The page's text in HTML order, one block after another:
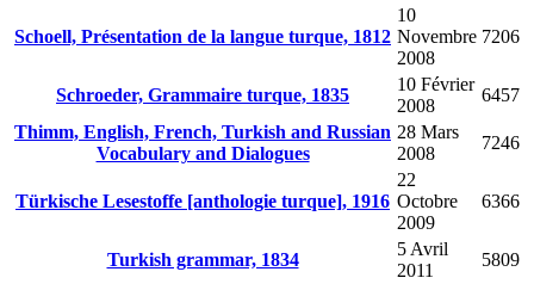
Schoell, Présentation de la langue turque, 1812
10
Novembre
2008
7206
Schroeder, Grammaire turque, 1835
10 Février
2008
6457
Thimm, English, French, Turkish and Russian
Vocabulary and Dialogues
28 Mars
2008
7246
Türkische Lesestoffe [anthologie turque], 1916
22
Octobre
2009
6366
Turkish grammar, 1834
5 Avril
2011
5809